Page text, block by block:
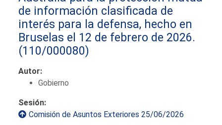
de información clasificada de
interés para la defensa, hecho en
Bruselas el 12 de febrero de 2026.
(110/000080)
Autor:
Gobierno
Sesión:
Comisión de Asuntos Exteriores 25/06/2026